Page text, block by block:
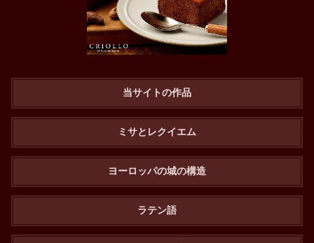
当サイトの作品
ミサとレクイエム
ヨーロッパの城の構造
ラテン語